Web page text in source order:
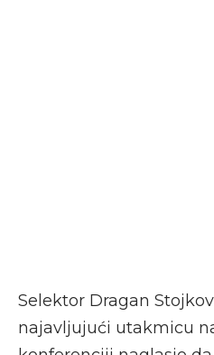
Selektor Dragan
najavljujući utakmicu